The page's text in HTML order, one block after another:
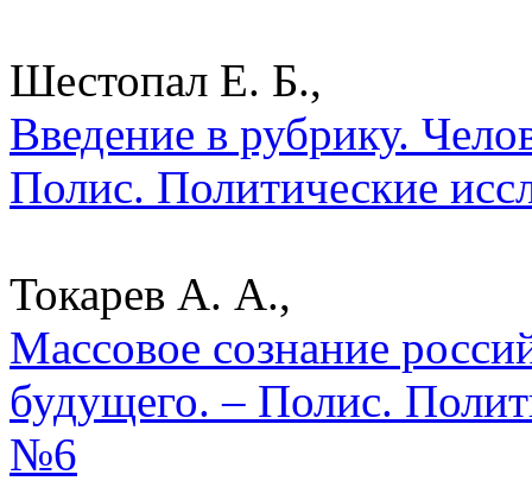
Шестопал Е. Б.,
Введение в рубрику.
Полис. Политические
Токарев А. А.,
Массовое сознание
будущего. – Полис.
№6